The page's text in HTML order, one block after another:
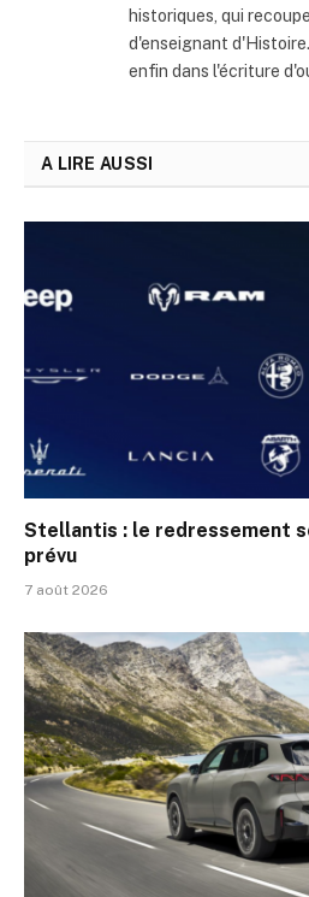
historiques, qui
d'enseignant
enfin dans l'écriture
A LIRE AUSSI
Stellantis : le redressement
prévu
7 août 2026